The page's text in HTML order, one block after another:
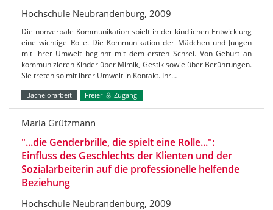
Hochschule Neubrandenburg, 2009
Die nonverbale Kommunikation spielt in der kindlichen Entwicklung
eine wichtige Rolle. Die Kommunikation der Mädchen und Jungen
mit ihrer Umwelt beginnt mit dem ersten Schrei. Von Geburt an
kommunizieren Kinder über Mimik, Gestik sowie über Berührungen.
Sie treten so mit ihrer Umwelt in Kontakt. Ihr…
Bachelorarbeit Freier Zugang
Maria Grützmann
"...die Genderbrille, die spielt eine Rolle...":
Einfluss des Geschlechts der Klienten und der
Sozialarbeiterin auf die professionelle helfende
Beziehung
Hochschule Neubrandenburg, 2009